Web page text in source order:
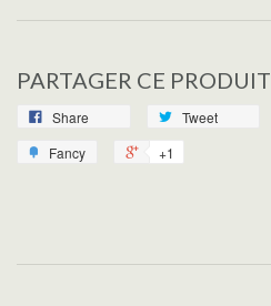
PARTAGER CE PRODUIT
Share Tweet
Fancy
+1